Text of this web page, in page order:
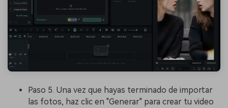
Paso 5. Una vez que hayas terminado de importar
las fotos, haz clic en "Generar" para crear tu video